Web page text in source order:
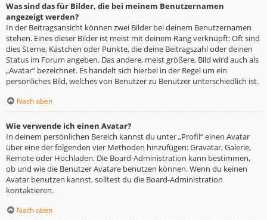
Was sind das für Bilder, die bei meinem Benutzernamen
angezeigt werden?
In der Beitragsansicht können zwei Bilder bei deinem Benutzernamen
stehen. Eines dieser Bilder ist meist mit deinem Rang verknüpft: Oft sind
dies Sterne, Kästchen oder Punkte, die deine Beitragszahl oder deinen
Status im Forum angeben. Das andere, meist größere, Bild wird auch als
„Avatar“ bezeichnet. Es handelt sich hierbei in der Regel um ein
persönliches Bild, welches von Benutzer zu Benutzer unterschiedlich ist.
Nach oben
Wie verwende ich einen Avatar?
In deinem persönlichen Bereich kannst du unter „Profil“ einen Avatar
über eine der folgenden vier Methoden hinzufügen: Gravatar, Galerie,
Remote oder Hochladen. Die Board-Administration kann bestimmen,
ob und wie die Benutzer Avatare benutzen können. Wenn du keinen
Avatar benutzen kannst, solltest du die Board-Administration
kontaktieren.
Nach oben